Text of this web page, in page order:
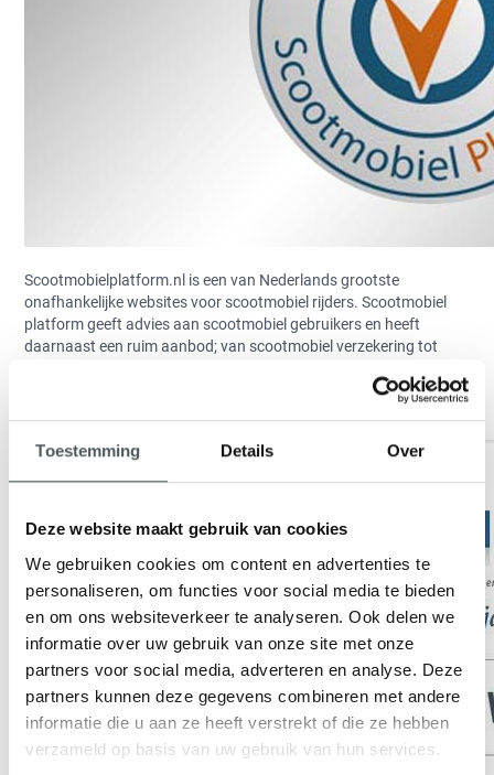
Toestemming Details Over
Deze website maakt gebruik van cookies
We gebruiken cookies om content en advertenties te
personaliseren, om functies voor social media te bieden
en om ons websiteverkeer te analyseren. Ook delen we
informatie over uw gebruik van onze site met onze
partners voor social media, adverteren en analyse. Deze
partners kunnen deze gegevens combineren met andere
informatie die u aan ze heeft verstrekt of die ze hebben
verzameld op basis van uw gebruik van hun services.
Scootmobielplatform.nl is een van Nederlands grootste
onafhankelijke websites voor scootmobiel rijders. Scootmobiel
platform geeft advies aan scootmobiel gebruikers en heeft
daarnaast een ruim aanbod; van scootmobiel verzekering tot
Quingo Vitess door scootmobiel platform is uitgeroepen tot: